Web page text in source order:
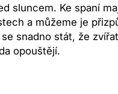
sluncem. Ke spaní
a můžeme je
snadno stát, že
opouštějí.